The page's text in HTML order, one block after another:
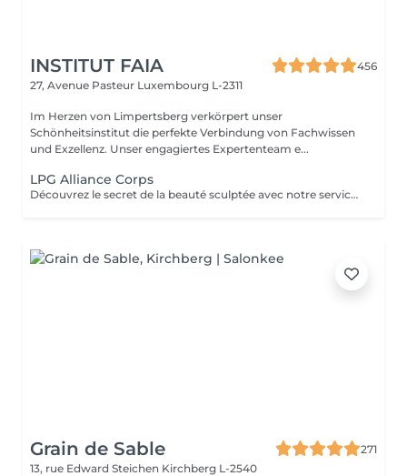
INSTITUT FAIA
456
27, Avenue Pasteur Luxembourg L-2311
Im Herzen von Limpertsberg verkörpert unser
Schönheitsinstitut die perfekte Verbindung von Fachwissen
und Exzellenz. Unser engagiertes Expertenteam e...
LPG Alliance Corps
Découvrez le secret de la beauté sculptée avec notre service LPG Endermologie. Cette technologie de pointe est votre alliée pour une silhouette redessinée et une peau radieuse. Les soins Endermologie stimulent naturellement la production de collagène et d'élastine, réduisent l'aspect de la cellulite et raffermissent votre peau. Les résultats sont visibles dès les premières séances, vous laissant avec une confiance et une élégance accrues. Révélez votre beauté intérieure avec une silhouette plus harmonieuse. Optez pour le bien-être et la beauté, choisissez LPG Endermologie dès aujourd'hui.
Grain de Sable
271
13, rue Edward Steichen Kirchberg L-2540